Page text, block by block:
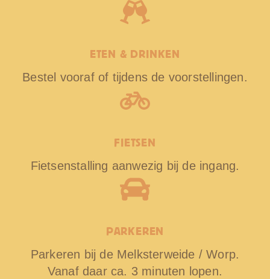
ETEN & DRINKEN
Bestel vooraf of tijdens de voorstellingen.
FIETSEN
Fietsenstalling aanwezig bij de ingang.
PARKEREN
Parkeren bij de Melksterweide / Worp.
Vanaf daar ca. 3 minuten lopen.